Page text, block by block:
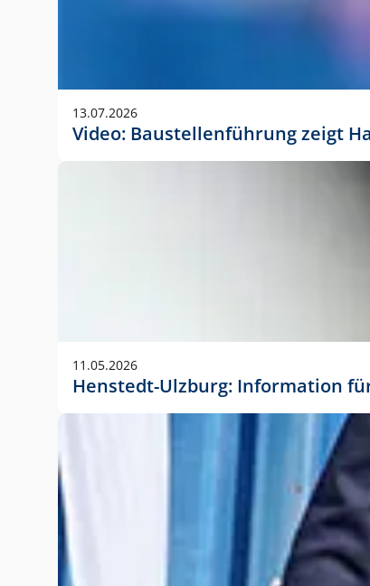
13.07.2026
Video: Baustellenführung zeigt
11.05.2026
Henstedt-Ulzburg: Information